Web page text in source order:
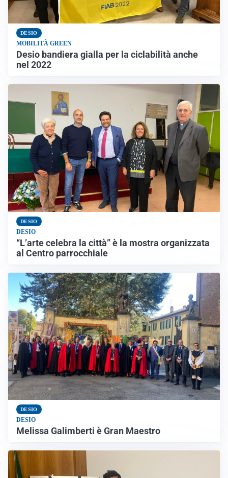
DESIO
MOBILITÀ GREEN
Desio bandiera gialla per la ciclabilità anche
nel 2022
DESIO
DESIO
“L’arte celebra la città” è la mostra organizzata
al Centro parrocchiale
DESIO
DESIO
Melissa Galimberti è Gran Maestro